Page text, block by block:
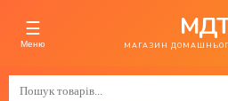
☰
Меню МАГАЗИН